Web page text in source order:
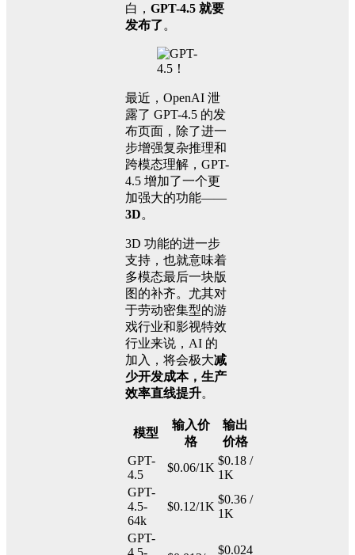
白， GPT-4.5 就要
发布了。
最近，OpenAI 泄
露了 GPT-4.5 的发
布页面，除了进一
步增强复杂推理和
跨模态理解，GPT-
4.5 增加了一个更
加强大的功能——
3D。
3D 功能的进一步
支持，也就意味着
多模态最后一块版
图的补齐。尤其对
于劳动密集型的游
戏行业和影视特效
行业来说，AI 的
加入，将会极大减
少开发成本，生产
效率直线提升。
模型
输入价
格
输出
价格
GPT-
4.5
$0.06/1K
$0.18 /
1K
GPT-
4.5-
64k
$0.12/1K
$0.36 /
1K
GPT-
$0.024